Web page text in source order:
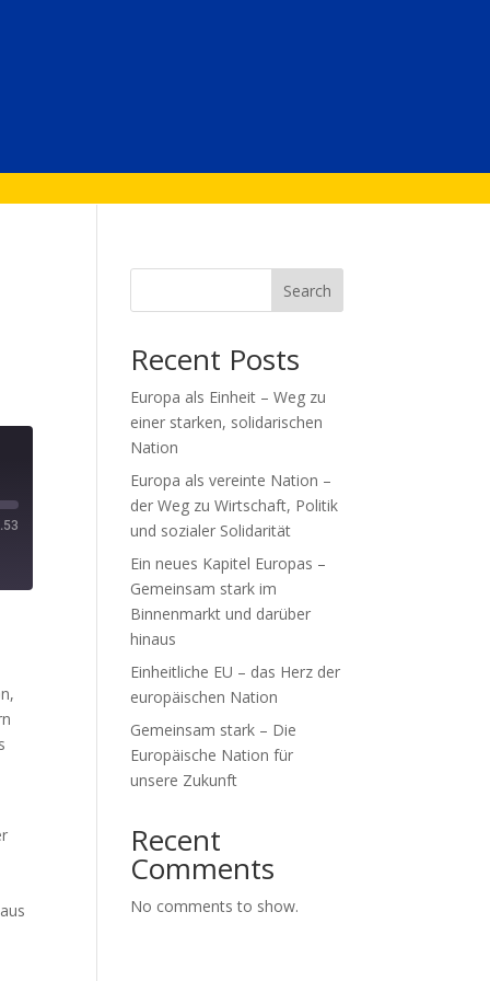
Search
Recent Posts
Europa als Einheit – Weg zu
einer starken, solidarischen
Nation
Europa als vereinte Nation –
der Weg zu Wirtschaft, Politik
und sozialer Solidarität
Ein neues Kapitel Europas –
Gemeinsam stark im
Binnenmarkt und darüber
hinaus
Einheitliche EU – das Herz der
europäischen Nation
Gemeinsam stark – Die
Europäische Nation für
unsere Zukunft
Recent
Comments
No comments to show.